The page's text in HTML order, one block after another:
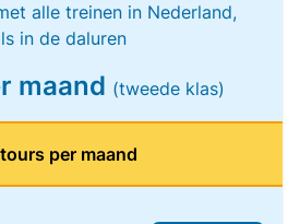
alle treinen in Nederland,
in de daluren
maand (tweede klas)
per maand